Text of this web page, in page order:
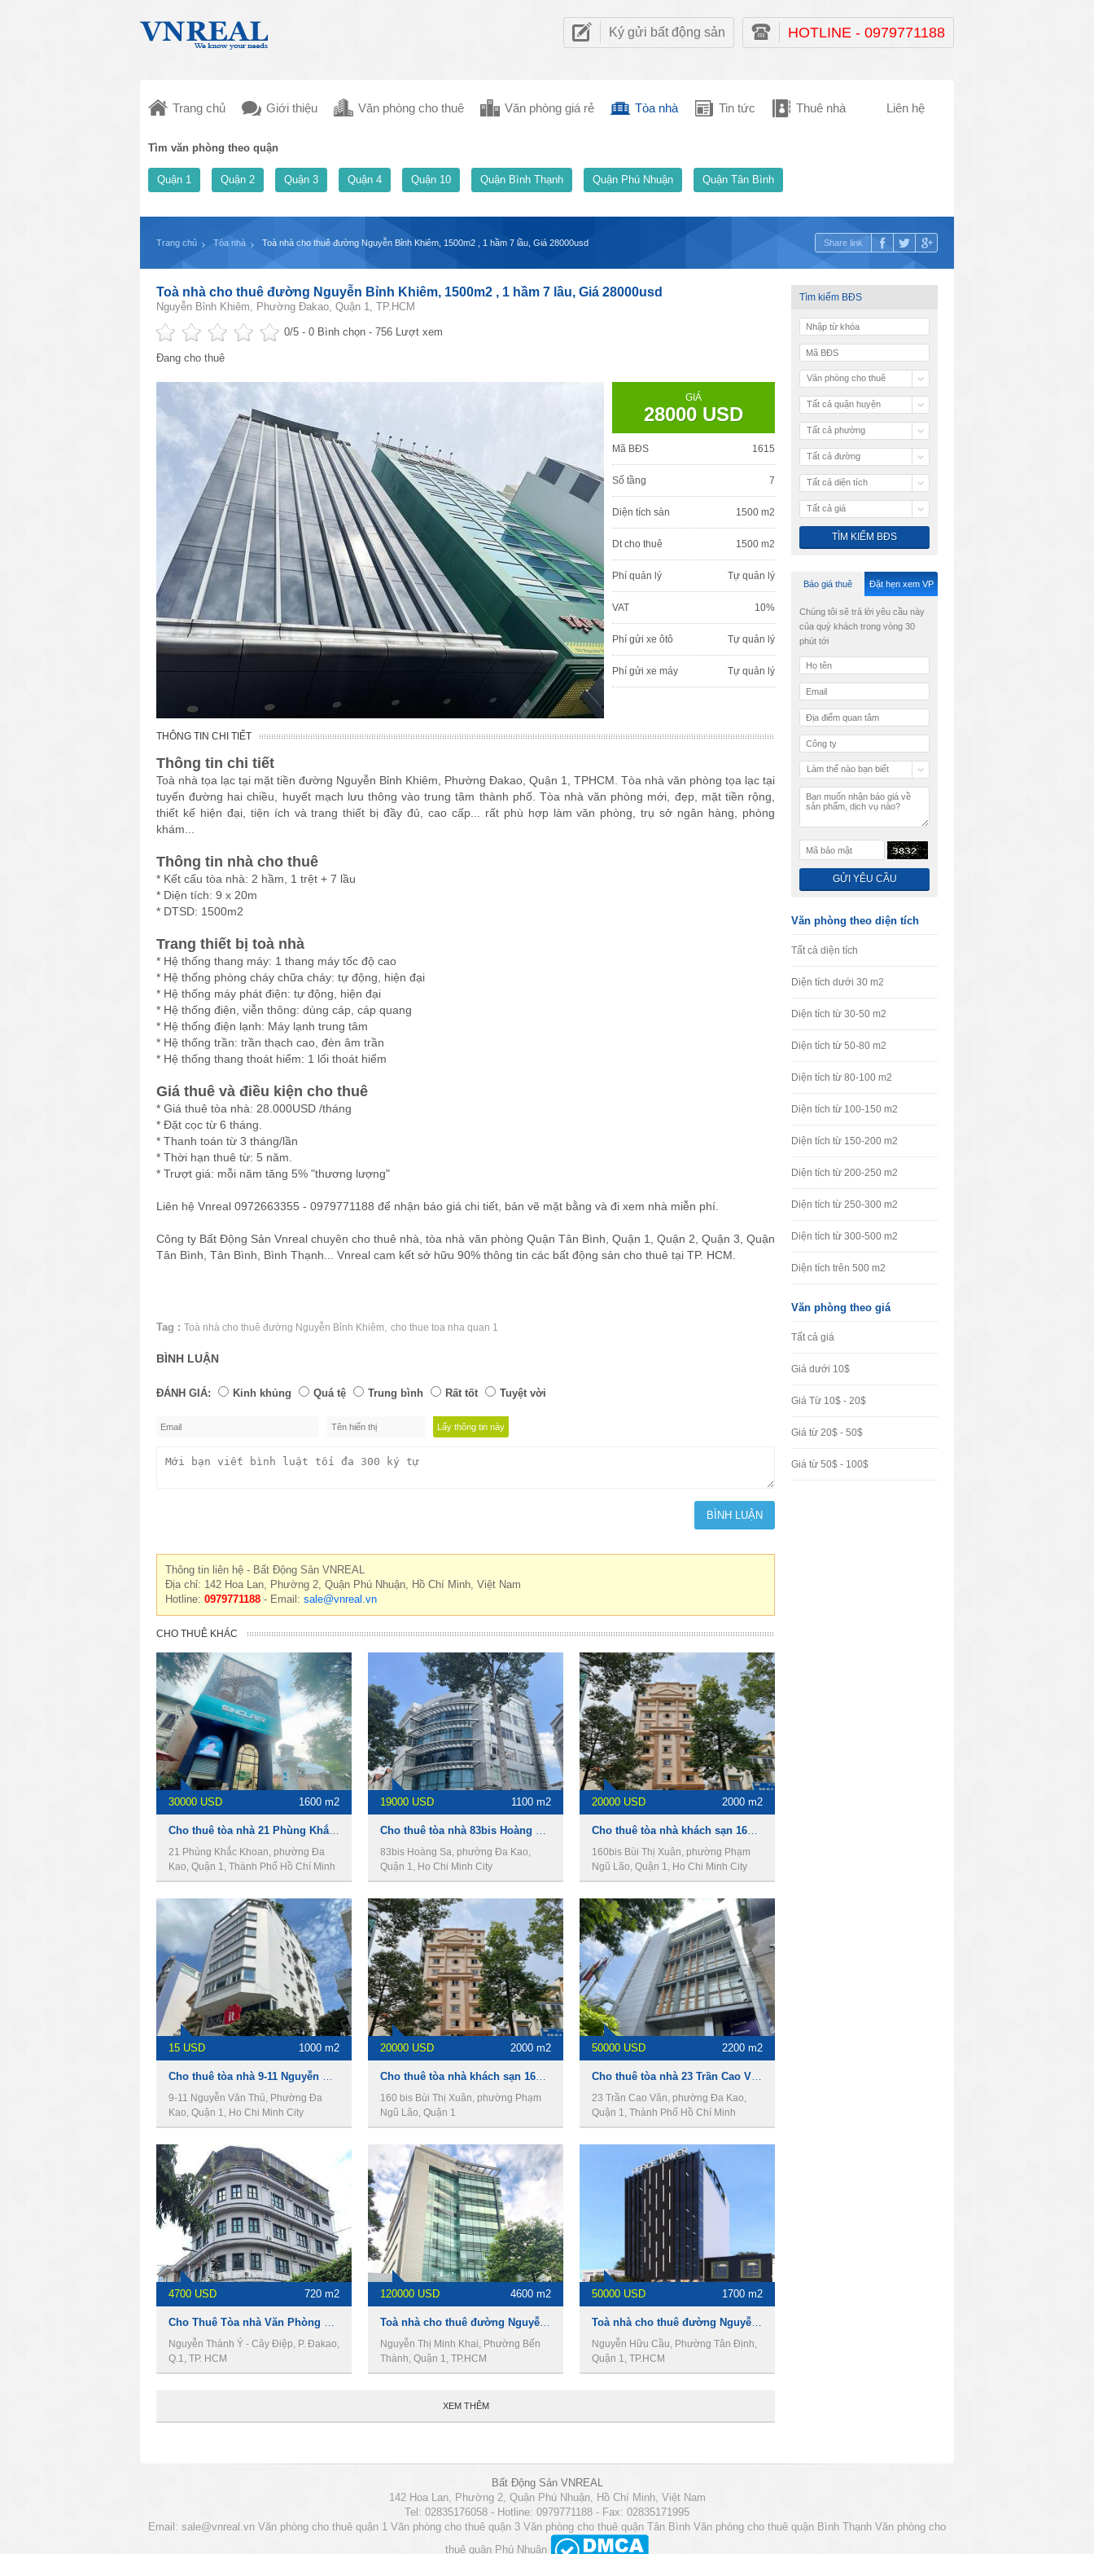
Ký gửi bất động sản HOTLINE - 0979771188
Trang chủ Giới thiệu Văn phòng cho thuê Văn phòng giá rẻ Tòa nhà Tin tức Thuê nhà Liên hệ
Tìm văn phòng theo quận
Quận 1 Quận 2 Quận 3 Quận 4 Quận 10 Quận Bình Thạnh Quận Phú Nhuận Quận Tân Bình
Trang chủ Tòa nhà Toà nhà cho thuê đường Nguyễn Bỉnh Khiêm, 1500m2 , 1 hầm 7 lầu, Giá 28000usd Share link
Toà nhà cho thuê đường Nguyễn Bỉnh Khiêm, 1500m2 , 1 hầm 7 lầu, Giá 28000usd
Nguyễn Bỉnh Khiêm, Phường Đakao, Quận 1, TP.HCM
0/5 - 0 Bình chọn - 756 Lượt xem
Đang cho thuê
GIÁ
28000 USD
Mã BĐS 1615
Số tầng 7
Diện tích sàn 1500 m2
Dt cho thuê 1500 m2
Phí quản lý Tự quản lý
VAT 10%
Phí gửi xe ôtô Tự quản lý
Phí gửi xe máy Tự quản lý
THÔNG TIN CHI TIẾT
Thông tin chi tiết
Toà nhà tọa lạc tại mặt tiền đường Nguyễn Bỉnh Khiêm, Phường Đakao, Quận 1, TPHCM. Tòa nhà văn phòng tọa lạc tại
tuyến đường hai chiều, huyết mạch lưu thông vào trung tâm thành phố. Tòa nhà văn phòng mới, đẹp, mặt tiền rộng,
thiết kế hiện đại, tiện ích và trang thiết bị đầy đủ, cao cấp... rất phù hợp làm văn phòng, trụ sở ngân hàng, phòng
khám...
Thông tin nhà cho thuê
* Kết cấu tòa nhà: 2 hầm, 1 trệt + 7 lầu
* Diện tích: 9 x 20m
* DTSD: 1500m2
Trang thiết bị toà nhà
* Hệ thống thang máy: 1 thang máy tốc độ cao
* Hệ thống phòng cháy chữa cháy: tự động, hiện đại
* Hệ thống máy phát điện: tự động, hiện đại
* Hệ thống điện, viễn thông: dùng cáp, cáp quang
* Hệ thống điện lạnh: Máy lạnh trung tâm
* Hệ thống trần: trần thạch cao, đèn âm trần
* Hệ thống thang thoát hiểm: 1 lối thoát hiểm
Giá thuê và điều kiện cho thuê
* Giá thuê tòa nhà: 28.000USD /tháng
* Đặt cọc từ 6 tháng.
* Thanh toán từ 3 tháng/lần
* Thời hạn thuê từ: 5 năm.
* Trượt giá: mỗi năm tăng 5% "thương lượng"
Liên hệ Vnreal 0972663355 - 0979771188 để nhận báo giá chi tiết, bản vẽ mặt bằng và đi xem nhà miễn phí.
Công ty Bất Động Sản Vnreal chuyên cho thuê nhà, tòa nhà văn phòng Quận Tân Bình, Quận 1, Quận 2, Quận 3, Quận
Tân Bình, Tân Bình, Bình Thạnh... Vnreal cam kết sở hữu 90% thông tin các bất động sản cho thuê tại TP. HCM.
Tag : Toà nhà cho thuê đường Nguyễn Bỉnh Khiêm cho thue toa nha quan 1
BÌNH LUẬN
ĐÁNH GIÁ: Kinh khủng Quá tệ Trung bình Rất tốt Tuyệt vời
Thông tin liên hệ - Bất Động Sản VNREAL
Địa chỉ: 142 Hoa Lan, Phường 2, Quận Phú Nhuận, Hồ Chí Minh, Việt Nam
Hotline: 0979771188 - Email: sale@vnreal.vn
CHO THUÊ KHÁC
30000 USD 1600 m2
21 Phùng Khắc Khoan, phường Đa
Kao, Quận 1, Thành Phố Hồ Chí Minh
19000 USD 1100 m2
83bis Hoàng Sa, phường Đa Kao,
Quận 1, Ho Chi Minh City
20000 USD 2000 m2
160bis Bùi Thị Xuân, phường Phạm
Ngũ Lão, Quận 1, Ho Chi Minh City
15 USD 1000 m2
9-11 Nguyễn Văn Thủ, Phường Đa
Kao, Quận 1, Ho Chi Minh City
20000 USD 2000 m2
160 bis Bùi Thị Xuân, phường Phạm
Ngũ Lão, Quận 1
50000 USD 2200 m2
23 Trần Cao Vân, phường Đa Kao,
Quận 1, Thành Phố Hồ Chí Minh
4700 USD 720 m2
Nguyễn Thành Ý - Cây Điệp, P. Đakao,
Q.1, TP. HCM
120000 USD 4600 m2
Nguyễn Thị Minh Khai, Phường Bến
Thành, Quận 1, TP.HCM
50000 USD 1700 m2
Nguyễn Hữu Cầu, Phường Tân Định,
Quận 1, TP.HCM
XEM THÊM
Tìm kiếm BĐS
Văn phòng cho thuê
Tất cả quận huyện
Tất cả phường
Tất cả đường
Tất cả diện tích
Tất cả giá
Báo giá thuê Đặt hẹn xem VP
Chúng tôi sẽ trả lời yêu cầu này
của quý khách trong vòng 30
phút tới
Làm thế nào bạn biết
Văn phòng theo diện tích
Tất cả diện tích
Diện tích dưới 30 m2
Diện tích từ 30-50 m2
Diện tích từ 50-80 m2
Diện tích từ 80-100 m2
Diện tích từ 100-150 m2
Diện tích từ 150-200 m2
Diện tích từ 200-250 m2
Diện tích từ 250-300 m2
Diện tích từ 300-500 m2
Diện tích trên 500 m2
Văn phòng theo giá
Tất cả giá
Giá dưới 10$
Giá Từ 10$ - 20$
Giá từ 20$ - 50$
Giá từ 50$ - 100$
Bất Động Sản VNREAL
142 Hoa Lan, Phường 2, Quận Phú Nhuận, Hồ Chí Minh, Việt Nam
Tel: 02835176058 - Hotline: 0979771188 - Fax: 02835171995
Email: sale@vnreal.vn Văn phòng cho thuê quận 1 Văn phòng cho thuê quận 3 Văn phòng cho thuê quận Tân Bình Văn phòng cho thuê quận Bình Thạnh Văn phòng cho
thuê quận Phú Nhuận